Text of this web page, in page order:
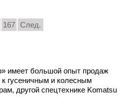
167 След.
имеет большой опыт продаж
к гусеничным и колесным
другой спецтехнике Komatsu